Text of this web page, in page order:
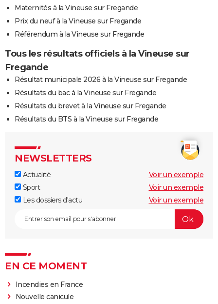
Maternités à la Vineuse sur Fregande
Prix du neuf à la Vineuse sur Fregande
Référendum à la Vineuse sur Fregande
Tous les résultats officiels à la Vineuse sur
Fregande
Résultat municipale 2026 à la Vineuse sur Fregande
Résultats du bac à la Vineuse sur Fregande
Résultats du brevet à la Vineuse sur Fregande
Résultats du BTS à la Vineuse sur Fregande
NEWSLETTERS
Actualité
Voir un exemple
Sport
Voir un exemple
Les dossiers d'actu
Voir un exemple
EN CE MOMENT
Incendies en France
Nouvelle canicule